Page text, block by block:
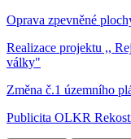
Oprava zpevněné
Realizace projektu ,,
války"
Změna č.1 územního
Publicita OLKR